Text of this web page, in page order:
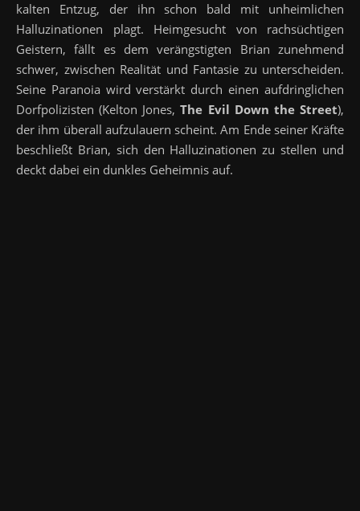
kalten Entzug, der ihn schon bald mit unheimlichen
Halluzinationen plagt. Heimgesucht von rachsüchtigen
Geistern, fällt es dem verängstigten Brian zunehmend
schwer, zwischen Realität und Fantasie zu unterscheiden.
Seine Paranoia wird verstärkt durch einen aufdringlichen
Dorfpolizisten (Kelton Jones,The Evil Down the Street),
der ihm überall aufzulauern scheint. Am Ende seiner Kräfte
beschließt Brian, sich den Halluzinationen zu stellen und
deckt dabei ein dunkles Geheimnis auf.